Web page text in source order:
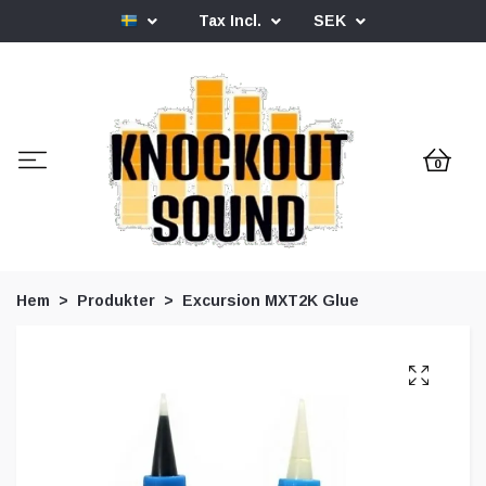
Tax Incl. SEK
0
Hem Produkter Excursion MXT2K Glue